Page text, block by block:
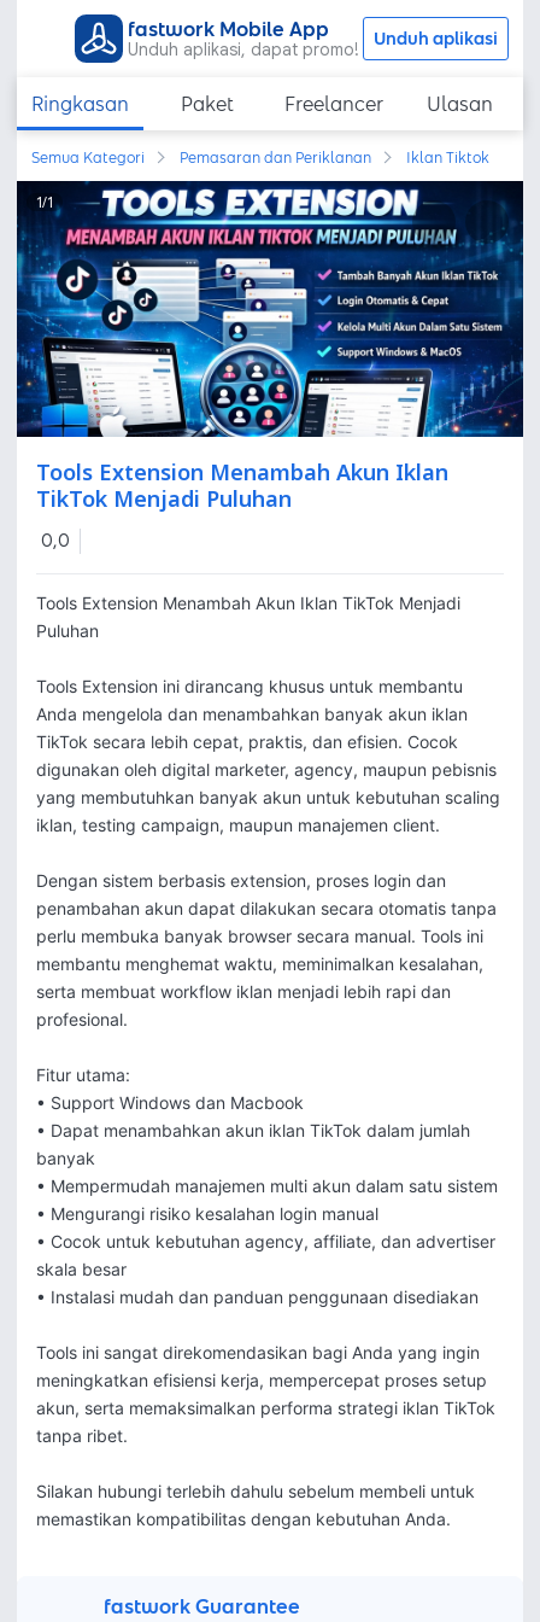
fastwork Mobile App
Unduh aplikasi, dapat promo! Unduh aplikasi
Ringkasan Paket Freelancer Ulasan
Semua Kategori Pemasaran dan Periklanan Iklan Tiktok
1/1
Tools Extension Menambah Akun Iklan
TikTok Menjadi Puluhan
0,0
Tools Extension Menambah Akun Iklan TikTok Menjadi
Puluhan
Tools Extension ini dirancang khusus untuk membantu
Anda mengelola dan menambahkan banyak akun iklan
TikTok secara lebih cepat, praktis, dan efisien. Cocok
digunakan oleh digital marketer, agency, maupun pebisnis
yang membutuhkan banyak akun untuk kebutuhan scaling
iklan, testing campaign, maupun manajemen client.
Dengan sistem berbasis extension, proses login dan
penambahan akun dapat dilakukan secara otomatis tanpa
perlu membuka banyak browser secara manual. Tools ini
membantu menghemat waktu, meminimalkan kesalahan,
serta membuat workflow iklan menjadi lebih rapi dan
profesional.
Fitur utama:
• Support Windows dan Macbook
• Dapat menambahkan akun iklan TikTok dalam jumlah
banyak
• Mempermudah manajemen multi akun dalam satu sistem
• Mengurangi risiko kesalahan login manual
• Cocok untuk kebutuhan agency, affiliate, dan advertiser
skala besar
• Instalasi mudah dan panduan penggunaan disediakan
Tools ini sangat direkomendasikan bagi Anda yang ingin
meningkatkan efisiensi kerja, mempercepat proses setup
akun, serta memaksimalkan performa strategi iklan TikTok
tanpa ribet.
Silakan hubungi terlebih dahulu sebelum membeli untuk
memastikan kompatibilitas dengan kebutuhan Anda.
fastwork Guarantee